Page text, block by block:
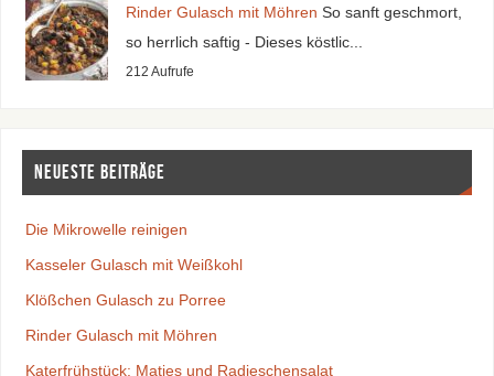
Rinder Gulasch mit Möhren So sanft geschmort,
so herrlich saftig - Dieses köstlic...
212 Aufrufe
Neueste Beiträge
Die Mikrowelle reinigen
Kasseler Gulasch mit Weißkohl
Klößchen Gulasch zu Porree
Rinder Gulasch mit Möhren
Katerfrühstück: Matjes und Radieschensalat